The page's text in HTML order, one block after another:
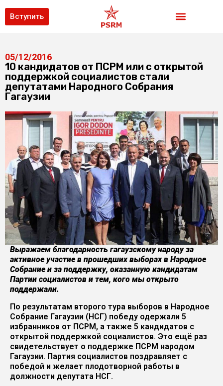
Вступить
05/12/2016
10 кандидатов от ПСРМ или с открытой
поддержкой социалистов стали
депутатами Народного Собрания
Гагаузии
Выражаем благодарность гагаузскому народу за
активное участие в прошедших выборах в Народное
Собрание и за поддержку, оказанную кандидатам
Партии социалистов и тем, кого мы открыто
поддержали.
По результатам второго тура выборов в Народное
Собрание Гагаузии (НСГ) победу одержали 5
избранников от ПСРМ, а также 5 кандидатов с
открытой поддержкой социалистов. Это ещё раз
свидетельствует о поддержке ПСРМ народом
Гагаузии. Партия социалистов поздравляет с
победой и желает плодотворной работы в
должности депутата НСГ.